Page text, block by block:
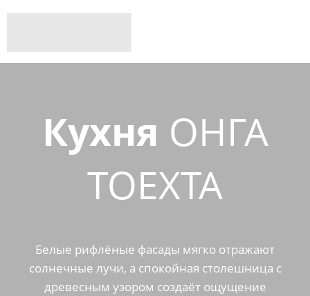
Кухня ОНГА
ТОЕХТА
Белые рифлёные фасады мягко отражают
солнечные лучи, а спокойная столешница с
древесным узором создаёт ощущение